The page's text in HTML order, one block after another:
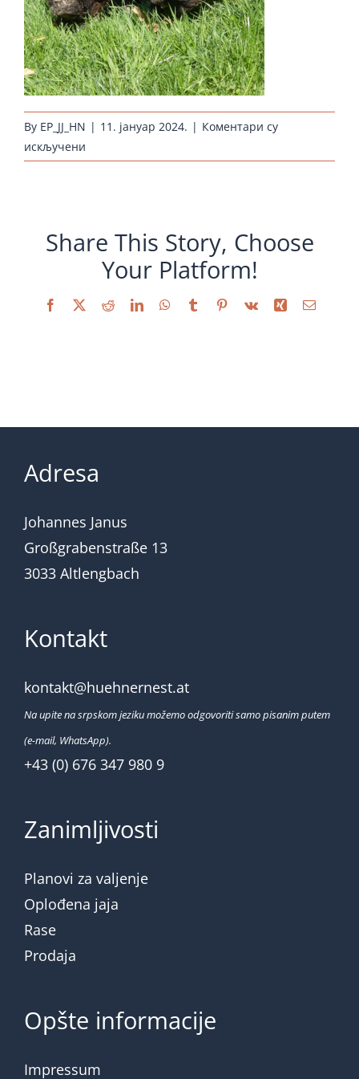
By EP_JJ_HN | 11. јануар 2024. | Коментари су
искључени
huehnernest-
Share This Story, Choose
Your Platform!
Facebook
X RedditLinkedInWhatsApp
TumblrPinterest
Vk Xing Email
Adresa
Johannes Janus
Großgrabenstraße 13
3033 Altlengbach
Kontakt
kontakt@huehnernest.at
Na upite na srpskom jeziku možemo odgovoriti samo pisanim putem
(e-mail, WhatsApp).
+43 (0) 676 347 980 9
Zanimljivosti
Planovi za valjenje
Oplođena jaja
Rase
Prodaja
Opšte informacije
Impressum